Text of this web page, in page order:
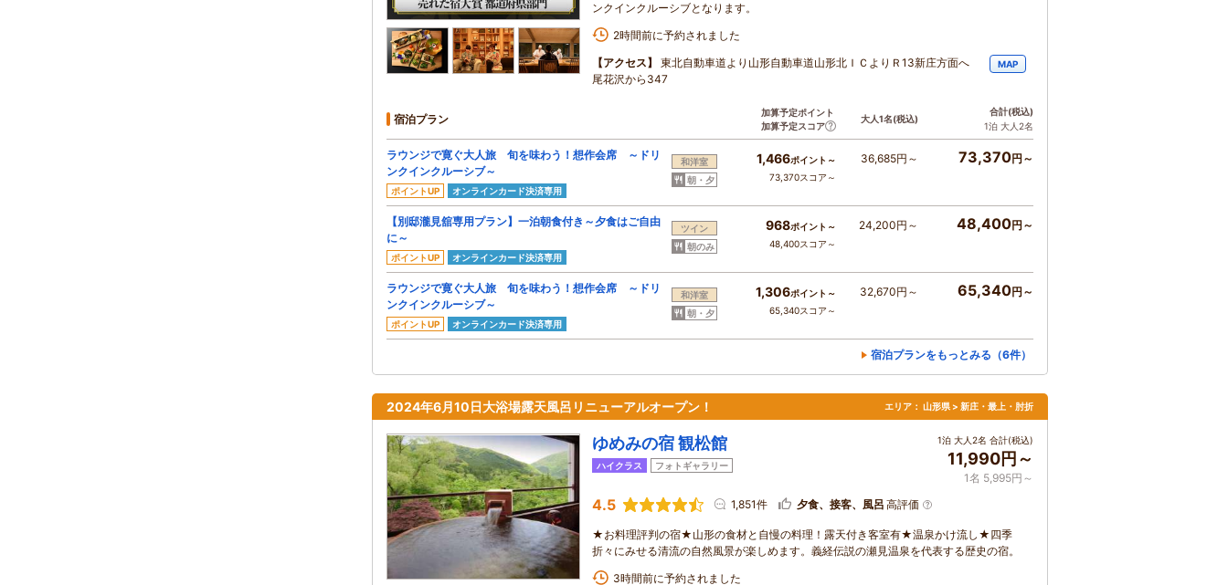
ンクインクルーシブとなります。
2時間前に予約されました
【アクセス】
東北自動車道より山形自動車道山形北ＩＣよりＲ13新庄方面へ
尾花沢から347
MAP
宿泊プラン
加算予定ポイント
加算予定スコア
大人1名(税込)
合計(税込)
1泊 大人2名
ラウンジで寛ぐ大人旅 旬を味わう！想作会席 ～ドリ
ンクインクルーシブ～
ポイントUP オンラインカード決済専用
和洋室
朝・夕
1,466ポイント～
73,370スコア～
36,685円～ 73,370円～
【別邸瀧見舘専用プラン】一泊朝食付き～夕食はご自由
に～
ポイントUP オンラインカード決済専用
ツイン
朝のみ
968ポイント～
48,400スコア～
24,200円～ 48,400円～
ラウンジで寛ぐ大人旅 旬を味わう！想作会席 ～ドリ
ンクインクルーシブ～
ポイントUP オンラインカード決済専用
和洋室
朝・夕
1,306ポイント～
65,340スコア～
32,670円～ 65,340円～
宿泊プランをもっとみる（6件）
2024年6月10日大浴場露天風呂リニューアルオープン！ エリア： 山形県 > 新庄・最上・肘折
ゆめみの宿 観松館
ハイクラス フォトギャラリー
1泊 大人2名 合計(税込)
11,990円～
1名 5,995円～
4.5 1,851件 夕食、接客、風呂 高評価
★お料理評判の宿★山形の食材と自慢の料理！露天付き客室有★温泉かけ流し★四季
折々にみせる清流の自然風景が楽しめます。義経伝説の瀬見温泉を代表する歴史の宿。
3時間前に予約されました